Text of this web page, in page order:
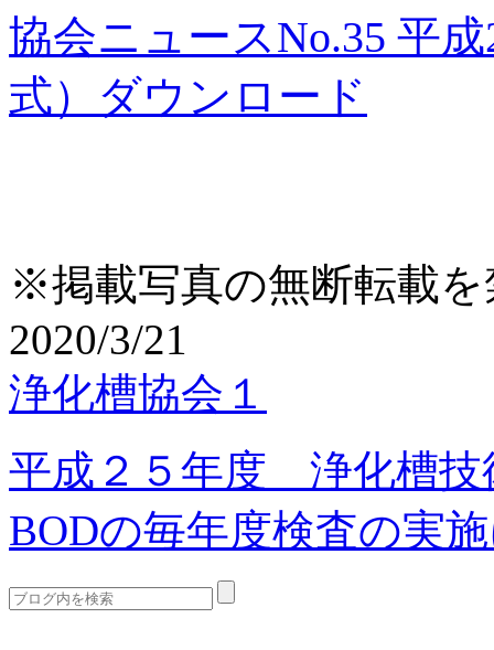
協会ニュースNo.35 平
式） ダウンロード
※掲載写真の無断転載
2020/3/21
浄化槽協会１
平成２５年度 浄化槽技
BODの毎年度検査の実